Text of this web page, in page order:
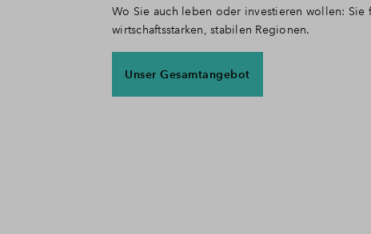
Wo Sie auch leben oder investieren wollen:
wirtschaftsstarken, stabilen Regionen.
Unser Gesamtangebot